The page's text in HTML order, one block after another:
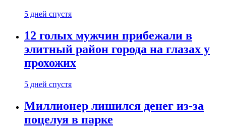
5 дней спустя
12 голых мужчин прибежали в
элитный район города на глазах у
прохожих
5 дней спустя
Миллионер лишился денег из-за
поцелуя в парке